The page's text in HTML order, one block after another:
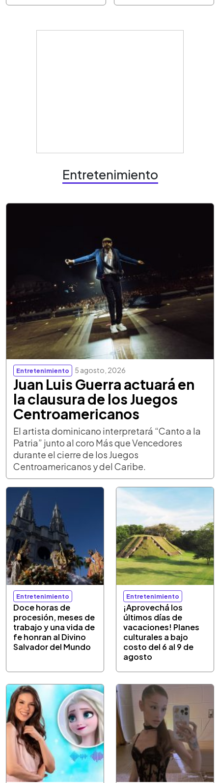
Entretenimiento
Entretenimiento 5 agosto, 2026
Juan Luis Guerra actuará en
la clausura de los Juegos
Centroamericanos
El artista dominicano interpretará “Canto a la
Patria” junto al coro Más que Vencedores
durante el cierre de los Juegos
Centroamericanos y del Caribe.
Entretenimiento
Doce horas de
procesión, meses de
trabajo y una vida de
fe honran al Divino
Salvador del Mundo
Entretenimiento
¡Aprovechá los
últimos días de
vacaciones! Planes
culturales a bajo
costo del 6 al 9 de
agosto